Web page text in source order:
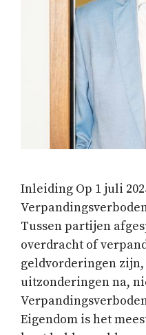
Inleiding Op 1 juli
Tussen partijen
overdracht of
geldvorderingen
uitzonderingen na,
Eigendom is het